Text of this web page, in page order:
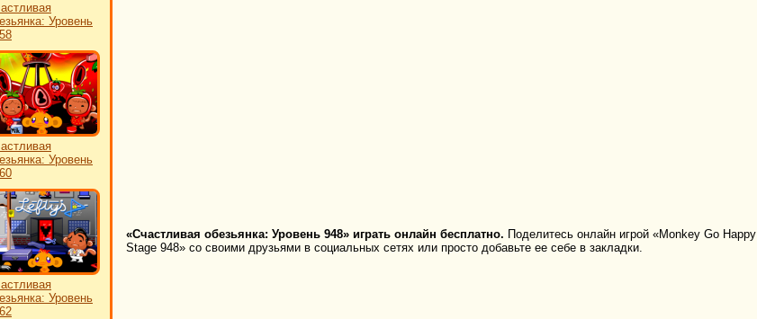
Уровень
Уровень
Уровень
«Счастливая обезьянка: Уровень 948» играть онлайн бесплатно. Поделитесь онлайн игрой «Monkey Go Happy
Stage 948» со своими друзьями в социальных сетях или просто добавьте ее себе в закладки.